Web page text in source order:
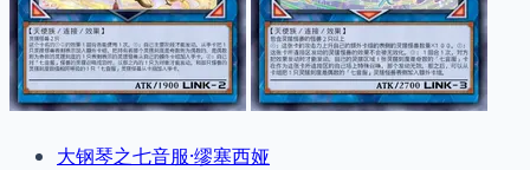
大钢琴之七音服·缪塞西娅